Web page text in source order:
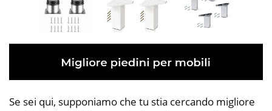
Se sei qui, supponiamo che tu stia cercando migliore